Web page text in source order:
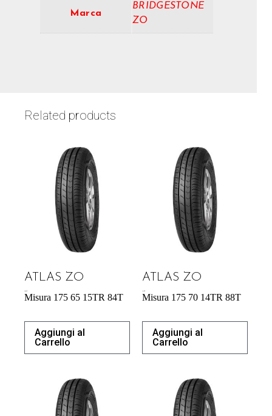
Marca
BRIDGESTONE
ZO
Related products
ATLAS ZO
Misura 175 65 15TR 84T
Aggiungi al
Carrello
ATLAS ZO
Misura 175 70 14TR 88T
Aggiungi al
Carrello